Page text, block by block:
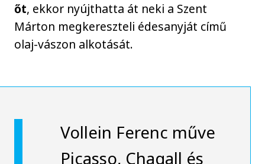
őt, ekkor nyújthatta át neki a Szent
Márton megkereszteli édesanyját című
olaj-vászon alkotását.
Vollein Ferenc műve
Picasso, Chagall és